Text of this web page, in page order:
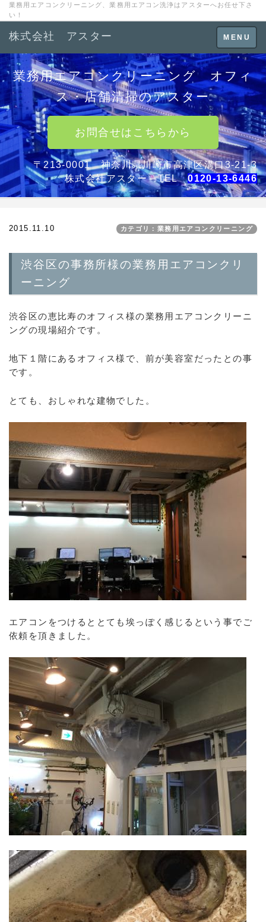
業務用エアコンクリーニング、業務用エアコン洗浄はアスターへお任せ下さ
い！
Toggle
navigation
MENU
株式会社 アスター
業務用エアコンクリーニング オフィ
ス・店舗清掃のアスター
お問合せはこちらから
〒213-0001 神奈川県川崎市高津区溝口3-21-3
株式会社アスター TEL0120-13-6446
2015.11.10 カテゴリ：業務用エアコンクリーニング
渋谷区の事務所様の業務用エアコンクリ
ーニング
渋谷区の恵比寿のオフィス様の業務用エアコンクリーニ
ングの現場紹介です。
地下１階にあるオフィス様で、前が美容室だったとの事
です。
とても、おしゃれな建物でした。
エアコンをつけるととても埃っぽく感じるという事でご
依頼を頂きました。